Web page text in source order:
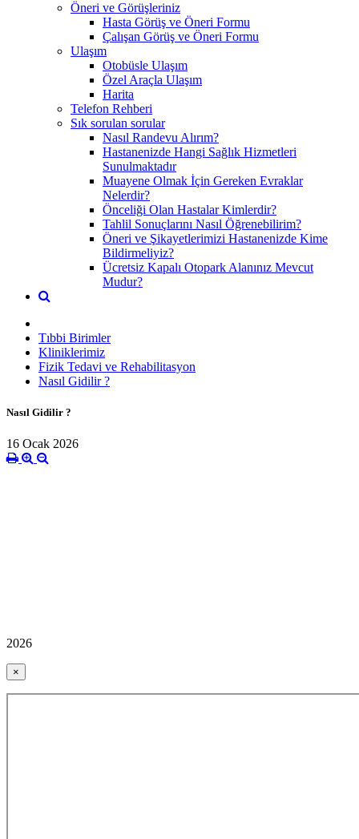
Öneri ve Görüşleriniz
Hasta Görüş ve Öneri Formu
Çalışan Görüş ve Öneri Formu
Ulaşım
Otobüsle Ulaşım
Özel Araçla Ulaşım
Harita
Telefon Rehberi
Sık sorulan sorular
Nasıl Randevu Alırım?
Hastanenizde Hangi Sağlık Hizmetleri
Sunulmaktadır
Muayene Olmak İçin Gereken Evraklar
Nelerdir?
Önceliği Olan Hastalar Kimlerdir?
Tahlil Sonuçlarını Nasıl Öğrenebilirim?
Öneri ve Şikayetlerimizi Hastanenizde Kime
Bildirmeliyiz?
Ücretsiz Kapalı Otopark Alanınız Mevcut
Mudur?
Tıbbi Birimler
Kliniklerimiz
Fizik Tedavi ve Rehabilitasyon
Nasıl Gidilir ?
Nasıl Gidilir ?
16 Ocak 2026
2026
×